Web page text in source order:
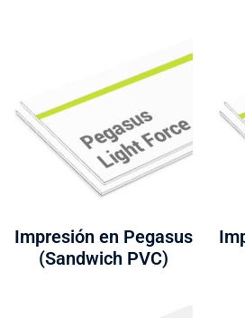
Impresión en Pegasus
(Sandwich PVC)